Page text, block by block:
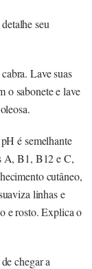
seu
Lave suas
o sabonete e lave
é semelhante
A, B1, B12 e C,
cutâneo,
linhas e
e rosto. Explica o
chegar a